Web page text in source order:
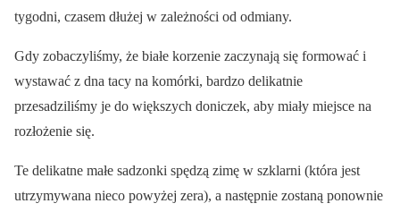
tygodni, czasem dłużej w zależności od odmiany.
Gdy zobaczyliśmy, że białe korzenie zaczynają się formować i
wystawać z dna tacy na komórki, bardzo delikatnie
przesadziliśmy je do większych doniczek, aby miały miejsce na
rozłożenie się.
Te delikatne małe sadzonki spędzą zimę w szklarni (która jest
utrzymywana nieco powyżej zera), a następnie zostaną ponownie